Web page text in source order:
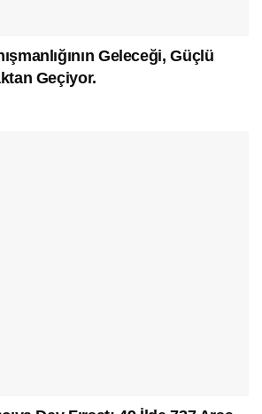
Geleceği, Güçlü
Geçiyor.